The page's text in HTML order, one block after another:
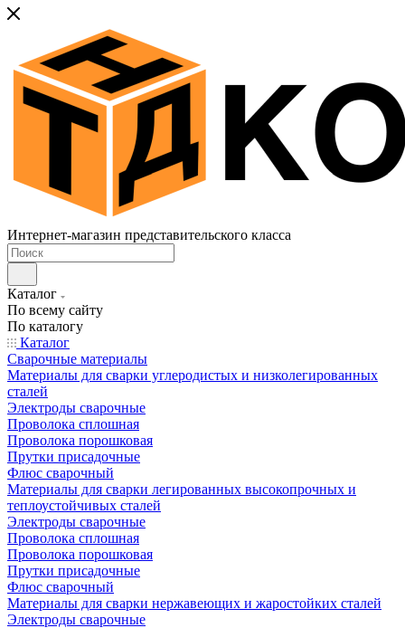
Интернет-магазин представительского класса
Каталог
По всему сайту
По каталогу
Каталог
Сварочные материалы
Материалы для сварки углеродистых и низколегированных
сталей
Электроды сварочные
Проволока сплошная
Проволока порошковая
Прутки присадочные
Флюс сварочный
Материалы для сварки легированных высокопрочных и
теплоустойчивых сталей
Электроды сварочные
Проволока сплошная
Проволока порошковая
Прутки присадочные
Флюс сварочный
Материалы для сварки нержавеющих и жаростойких сталей
Электроды сварочные